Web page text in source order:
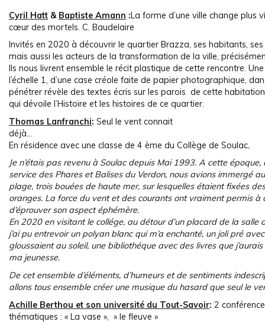
Cyril Hatt & Baptiste Amann :La forme d’une ville change plus
cœur des mortels. C. Baudelaire
Invités en 2020 à découvrir le quartier Brazza, ses habitants,
mais aussi les acteurs de la transformation de la ville,
Ils nous livrent ensemble le récit plastique de cette rencontre.
l’échelle 1, d’une case créole faite de papier photographique,
pénétrer révèle des textes écris sur les parois de cette
qui dévoile l’Histoire et les histoires de ce quartier.
Thomas Lanfranchi: Seul le vent connait
En résidence avec une classe de 4 ème du Collège de Soulac.
Je n’étais pas revenu à Soulac depuis Mai 1993. A cette époque,
service des Phares et Balises du Verdon, nous avions immergé
plage, trois bouées de haute mer, sur lesquelles étaient fixées
oranges. La force du vent et des courants ont vraiment permis à
d’éprouver son aspect éphémère.
En 2020 en visitant le collége, au détour d’un placard de la salle
j’ai pu entrevoir un polyan blanc qui m’a enchanté, un joli pré
gloussaient au soleil, une bibliothéque avec des livres que
ma jeunesse.
De cet ensemble d’éléments, d’humeurs et de sentiments
allons tous ensemble créer une musique du hasard que seul le
Achille Berthou et son université du Tout-Savoir: 2
thématiques : « La vase », » le fleuve »